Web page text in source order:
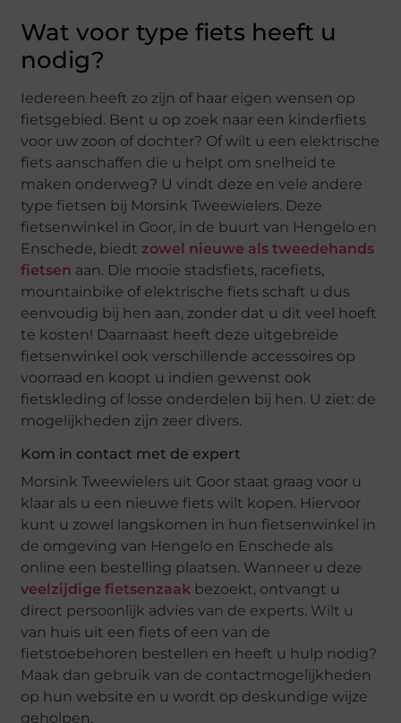
Wat voor type fiets heeft u
nodig?
Iedereen heeft zo zijn of haar eigen wensen op
fietsgebied. Bent u op zoek naar een kinderfiets
voor uw zoon of dochter? Of wilt u een elektrische
fiets aanschaffen die u helpt om snelheid te
maken onderweg? U vindt deze en vele andere
type fietsen bij Morsink Tweewielers. Deze
fietsenwinkel in Goor, in de buurt van Hengelo en
Enschede, biedt zowel nieuwe als tweedehands
fietsen aan. Die mooie stadsfiets, racefiets,
mountainbike of elektrische fiets schaft u dus
eenvoudig bij hen aan, zonder dat u dit veel hoeft
te kosten! Daarnaast heeft deze uitgebreide
fietsenwinkel ook verschillende accessoires op
voorraad en koopt u indien gewenst ook
fietskleding of losse onderdelen bij hen. U ziet: de
mogelijkheden zijn zeer divers.
Kom in contact met de expert
Morsink Tweewielers uit Goor staat graag voor u
klaar als u een nieuwe fiets wilt kopen. Hiervoor
kunt u zowel langskomen in hun fietsenwinkel in
de omgeving van Hengelo en Enschede als
online een bestelling plaatsen. Wanneer u deze
veelzijdige fietsenzaak bezoekt, ontvangt u
direct persoonlijk advies van de experts. Wilt u
van huis uit een fiets of een van de
fietstoebehoren bestellen en heeft u hulp nodig?
Maak dan gebruik van de contactmogelijkheden
op hun website en u wordt op deskundige wijze
geholpen.